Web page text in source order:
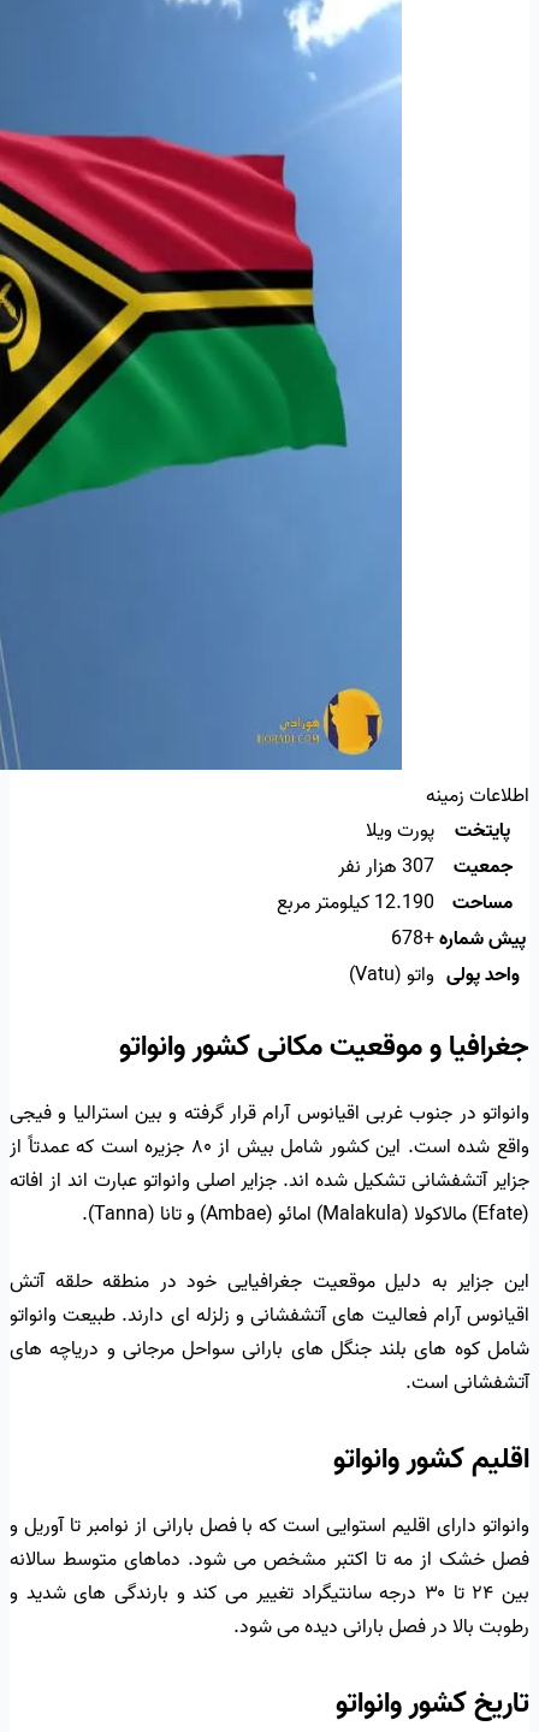
اطلاعات زمینه
پایتخت
پورت ویلا
جمعیت
307 هزار نفر
مساحت
12.190 کیلومتر مربع
پیش شماره+678
واحد پولی واتو (Vatu)
جغرافیا و موقعیت مکانی کشور وانواتو
وانواتو در جنوب غربی اقیانوس آرام قرار گرفته و بین استرالیا و فیجی
واقع شده است. این کشور شامل بیش از ۸۰ جزیره است که عمدتاً از
جزایر آتشفشانی تشکیل شده اند. جزایر اصلی وانواتو عبارت اند از افاته
(Efate) مالاکولا (Malakula) امائو (Ambae) و تانا (Tanna).
این جزایر به دلیل موقعیت جغرافیایی خود در منطقه حلقه آتش
اقیانوس آرام فعالیت های آتشفشانی و زلزله ای دارند. طبیعت وانواتو
شامل کوه های بلند جنگل های بارانی سواحل مرجانی و دریاچه های
آتشفشانی است.
اقلیم کشور وانواتو
وانواتو دارای اقلیم استوایی است که با فصل بارانی از نوامبر تا آوریل و
فصل خشک از مه تا اکتبر مشخص می شود. دماهای متوسط سالانه
بین ۲۴ تا ۳۰ درجه سانتیگراد تغییر می کند و بارندگی های شدید و
رطوبت بالا در فصل بارانی دیده می شود.
تاریخ کشور وانواتو